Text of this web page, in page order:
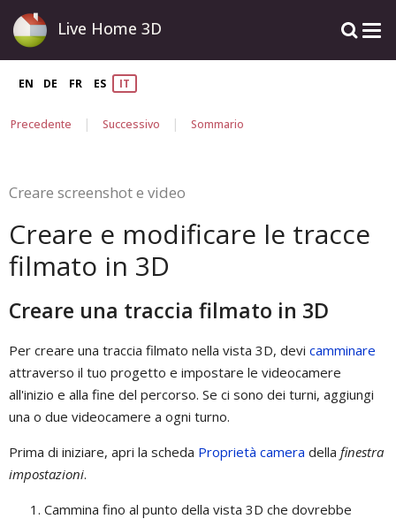
Live Home 3D
EN DE FR ES IT
Precedente | Successivo | Sommario
Creare screenshot e video
Creare e modificare le tracce
filmato in 3D
Creare una traccia filmato in 3D
Per creare una traccia filmato nella vista 3D, devi camminare
attraverso il tuo progetto e impostare le videocamere
all'inizio e alla fine del percorso. Se ci sono dei turni, aggiungi
una o due videocamere a ogni turno.
Prima di iniziare, apri la scheda Proprietà camera della finestra
impostazioni.
Cammina fino al punto della vista 3D che dovrebbe